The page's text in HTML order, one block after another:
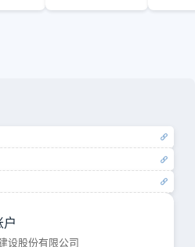
户
设股份有限公司